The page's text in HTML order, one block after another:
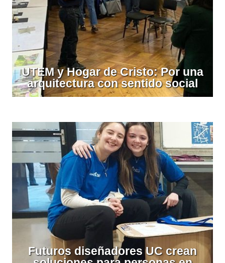
UTEM y Hogar de Cristo: Por una
arquitectura con sentido social
Futuros diseñadores UC crean